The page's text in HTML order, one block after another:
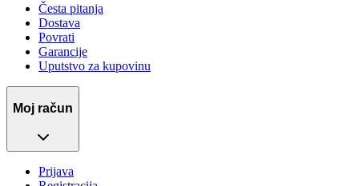
Česta pitanja
Dostava
Povrati
Garancije
Uputstvo za kupovinu
Moj račun
Prijava